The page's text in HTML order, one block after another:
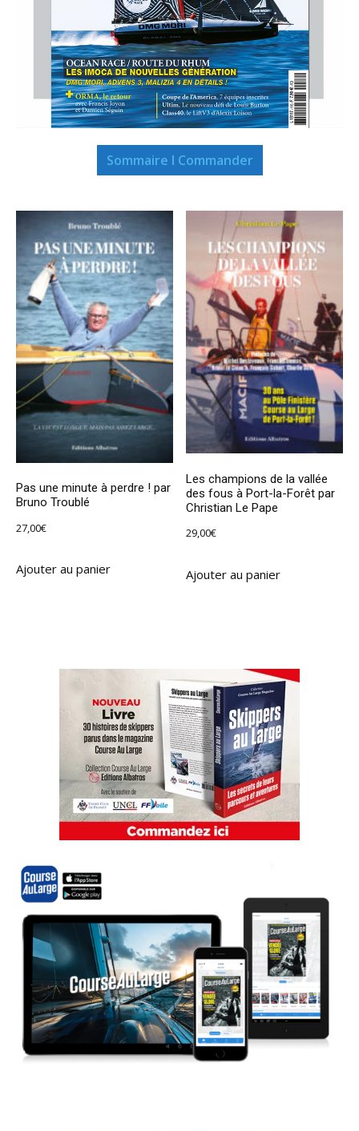
Sommaire I Commander
Pas une minute à perdre ! par
Bruno Troublé
27,00€
Ajouter au panier
Les champions de la vallée
des fous à Port-la-Forêt par
Christian Le Pape
29,00€
Ajouter au panier